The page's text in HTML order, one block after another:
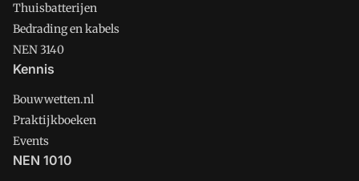
Thuisbatterijen
Bedrading en kabels
NEN 3140
Kennis
Bouwwetten.nl
Praktijkboeken
Events
NEN 1010